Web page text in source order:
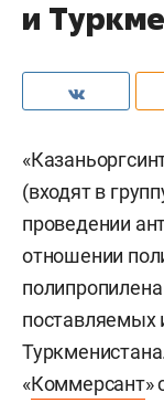
и
(входят в
проведении
отношении
поставляемых
«Коммерсант»